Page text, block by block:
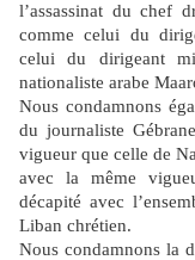
l’assassinat du chef
comme celui du
celui du dirigeant
nationaliste arabe
Nous condamnons
du journaliste
vigueur que celle de
avec la même
décapité avec
Liban chrétien.
Nous condamnons la